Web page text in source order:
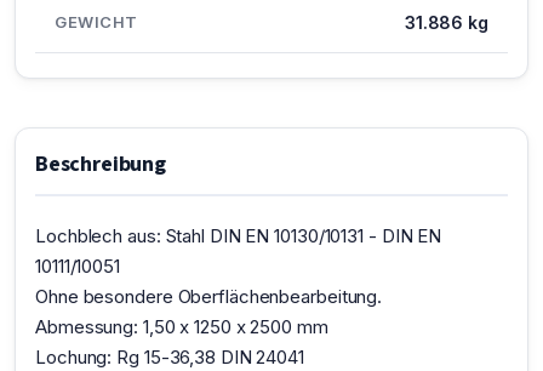
GEWICHT 31.886 kg
Beschreibung
Lochblech aus: Stahl DIN EN 10130/10131 - DIN EN
10111/10051
Ohne besondere Oberflächenbearbeitung.
Abmessung: 1,50 x 1250 x 2500 mm
Lochung: Rg 15-36,38 DIN 24041